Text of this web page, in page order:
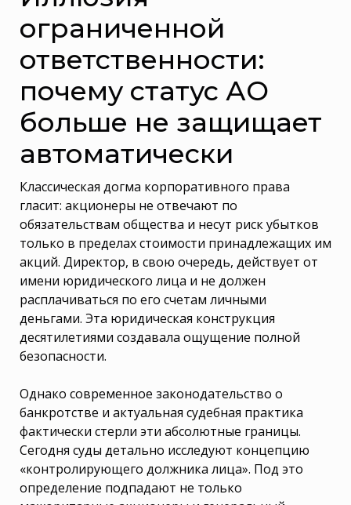
ограниченной
ответственности:
почему статус АО
больше не защищает
автоматически
Классическая догма корпоративного права
гласит: акционеры не отвечают по
обязательствам общества и несут риск убытков
только в пределах стоимости принадлежащих им
акций. Директор, в свою очередь, действует от
имени юридического лица и не должен
расплачиваться по его счетам личными
деньгами. Эта юридическая конструкция
десятилетиями создавала ощущение полной
безопасности.
Однако современное законодательство о
банкротстве и актуальная судебная практика
фактически стерли эти абсолютные границы.
Сегодня суды детально исследуют концепцию
«контролирующего должника лица». Под это
определение подпадают не только